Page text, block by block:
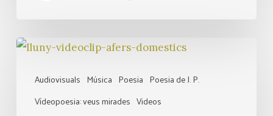
Audiovisuals Música Poesia Poesia de J. P.
Vídeopoesia: veus mirades Videos
Com
lluny